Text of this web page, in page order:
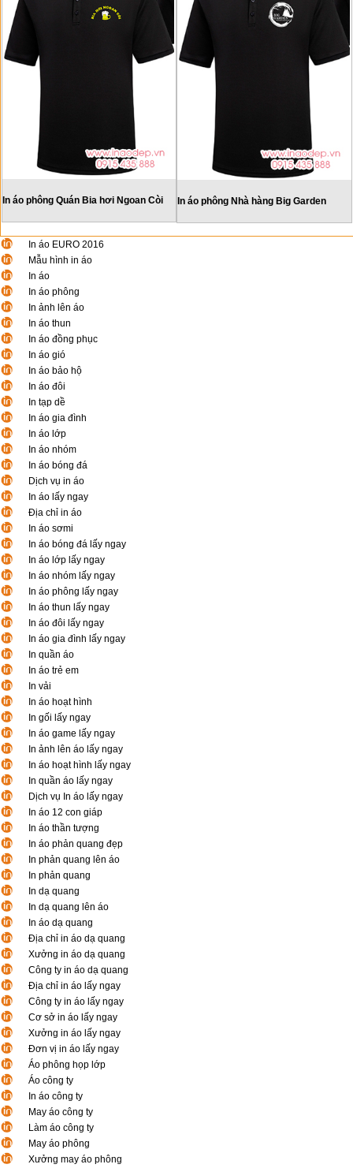
In áo phông Quán Bia hơi Ngoan Còi In áo phông Nhà hàng Big Garden
In áo EURO 2016
Mẫu hình in áo
In áo
In áo phông
In ảnh lên áo
In áo thun
In áo đồng phục
In áo gió
In áo bảo hộ
In áo đôi
In tạp dề
In áo gia đình
In áo lớp
In áo nhóm
In áo bóng đá
Dịch vụ in áo
In áo lấy ngay
Địa chỉ in áo
In áo sơmi
In áo bóng đá lấy ngay
In áo lớp lấy ngay
In áo nhóm lấy ngay
In áo phông lấy ngay
In áo thun lấy ngay
In áo đôi lấy ngay
In áo gia đình lấy ngay
In quần áo
In áo trẻ em
In vải
In áo hoạt hình
In gối lấy ngay
In áo game lấy ngay
In ảnh lên áo lấy ngay
In áo hoạt hình lấy ngay
In quần áo lấy ngay
Dịch vụ In áo lấy ngay
In áo 12 con giáp
In áo thần tượng
In áo phản quang đẹp
In phản quang lên áo
In phản quang
In dạ quang
In dạ quang lên áo
In áo dạ quang
Địa chỉ in áo dạ quang
Xưởng in áo dạ quang
Công ty in áo dạ quang
Địa chỉ in áo lấy ngay
Công ty in áo lấy ngay
Cơ sở in áo lấy ngay
Xưởng in áo lấy ngay
Đơn vị in áo lấy ngay
Áo phông họp lớp
Áo công ty
In áo công ty
May áo công ty
Làm áo công ty
May áo phông
Xưởng may áo phông